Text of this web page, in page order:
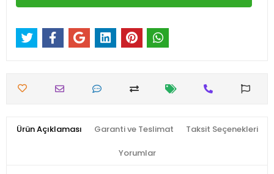
Ürün Açıklaması Garanti ve Teslimat Taksit Seçenekleri
Yorumlar